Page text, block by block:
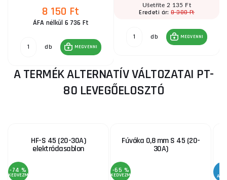
8 150 Ft
ÁFA nélkül 6 736 Ft
db MEGVENNI
Ušetříte 2 135 Ft
Eredeti ár:8 380 Ft
db MEGVENNI
A TERMÉK ALTERNATÍV VÁLTOZATAI PT-
80 LEVEGŐELOSZTÓ
HF-S 45 (20-30A)
elektródasablon
-74 %
KEDVEZMÉNY
Fúvóka 0,8 mm S 45 (20-
30A)
-65 %
KEDVEZMÉNY